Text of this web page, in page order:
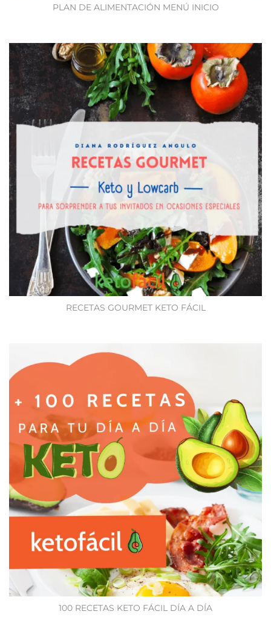
PLAN DE ALIMENTACIÓN MENÚ INICIO
RECETAS GOURMET KETO FÁCIL
100 RECETAS KETO FÁCIL DÍA A DÍA